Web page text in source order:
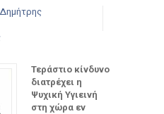
Δημήτρης
Τεράστιο κίνδυνο
διατρέχει η
Ψυχική Υγιεινή
στη χώρα εν